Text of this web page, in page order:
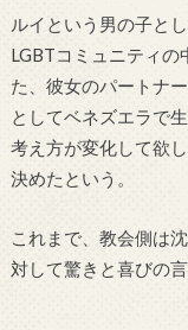
ルイという男の子と
LGBTコミュニティの
た、彼女のパートナ
としてベネズエラで
考え方が変化して欲
決めたという。
これまで、教会側は
対して驚きと喜びの言